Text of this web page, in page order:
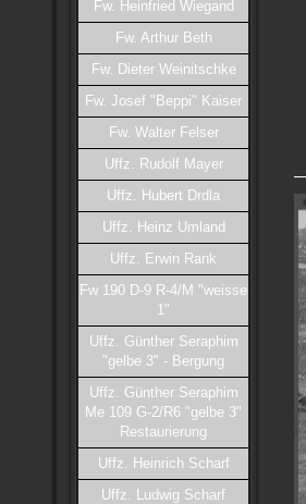
Fw. Heinfried Wiegand
Fw. Arthur Beth
Fw. Dieter Weinitschke
Fw. Josef "Beppi" Kaiser
Fw. Walter Felser
Uffz. Rudolf Mayer
Uffz. Hubert Drdla
Uffz. Heinz Umland
Uffz. Erwin Rank
Fw 190 D-9 R-4/M "weisse
1"
Uffz. Günther Seraphim
"gelbe 3" - Bergung
Uffz. Günther Seraphim
Me 109 G-2/R6 "gelbe 3"
Restaurierung
Uffz. Heinrich Scharf
Uffz. Ludwig Scharf